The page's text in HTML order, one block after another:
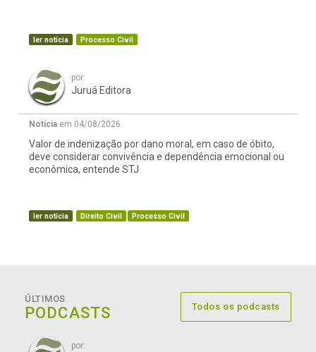
ler notícia Processo Civil
por:
Juruá Editora
Notícia em 04/08/2026
Valor de indenização por dano moral, em caso de óbito,
deve considerar convivência e dependência emocional ou
econômica, entende STJ
ler notícia Direito Civil Processo Civil
ÚLTIMOS
PODCASTS Todos os podcasts
por: